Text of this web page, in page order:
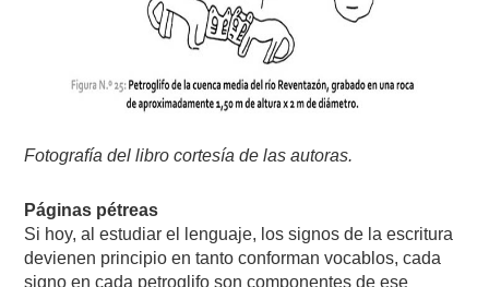
Fotografía del libro cortesía de las autoras.
Páginas pétreas
Si hoy, al estudiar el lenguaje, los signos de la escritura
devienen principio en tanto conforman vocablos, cada
signo en cada petroglifo son componentes de ese